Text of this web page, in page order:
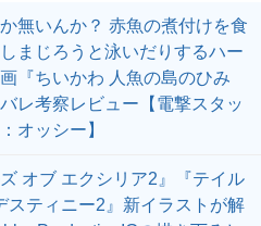
無いんか？ 赤魚の煮付けを食
まじろうと泳いだりするハー
画『ちいかわ 人魚の島のひみ
レ考察レビュー【電撃スタッ
オッシー】
ズ オブ エクシリア2』『テイル
スティニー2』新イラストが解